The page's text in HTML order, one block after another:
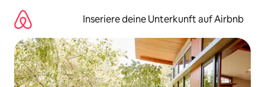
Inhalten
springen
Inseriere deine Unterkunft auf Airbnb